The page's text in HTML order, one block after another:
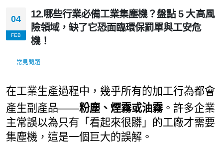
04
FEB
12.哪些行業必備工業集塵機？盤點 5 大高風
險領域，缺了它恐面臨環保罰單與工安危
機！
常見問題
在工業生產過程中，幾乎所有的加工行為都會
產生副產品——粉塵、煙霧或油霧。許多企業
主常誤以為只有「看起來很髒」的工廠才需要
集塵機，這是一個巨大的誤解。